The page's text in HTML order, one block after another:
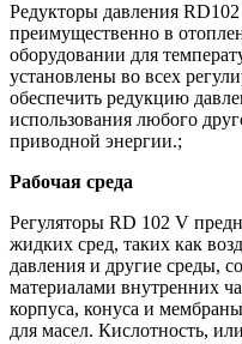
Редукторы давления
преимущественно в
оборудовании для
установлены во всех
обеспечить редукцию
использования любого
приводной энергии.;
Рабочая среда
Регуляторы RD 102 V
жидких сред, таких как
давления и другие среды,
материалами внутренних
корпуса, конуса и
для масел. Кислотность,